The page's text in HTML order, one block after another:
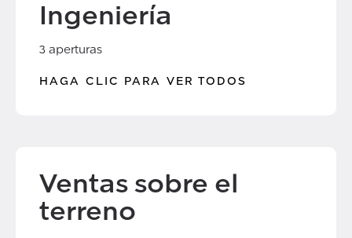
Ingeniería
3 aperturas
HAGA CLIC PARA VER TODOS
Ventas sobre el
terreno